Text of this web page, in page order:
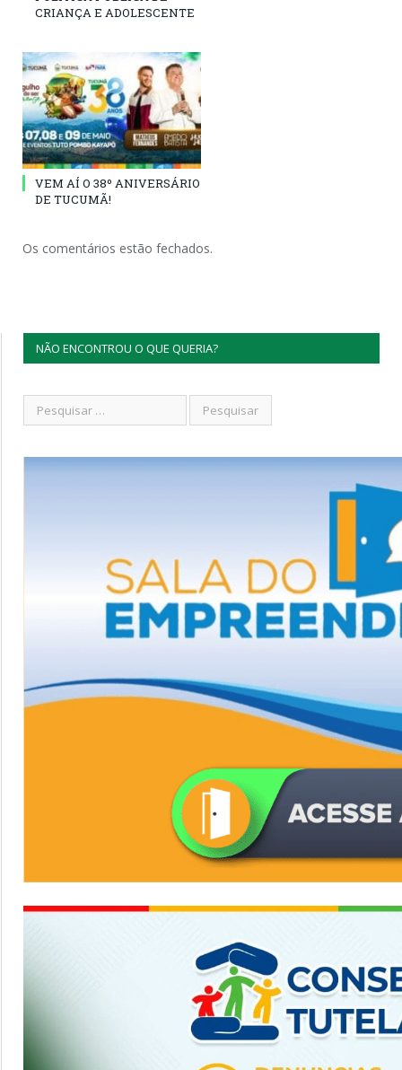
CRIANÇA E ADOLESCENTE
VEM AÍ O 38º ANIVERSÁRIO
DE TUCUMÃ!
Os comentários estão fechados.
NÃO ENCONTROU O QUE QUERIA?